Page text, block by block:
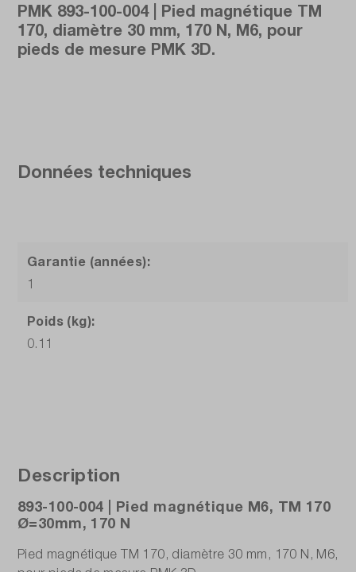
PMK 893-100-004 | Pied magnétique TM
170, diamètre 30 mm, 170 N, M6, pour
pieds de mesure PMK 3D.
Données techniques
Garantie (années):
1
Poids (kg):
0.11
Description
893-100-004 | Pied magnétique M6, TM 170
Ø=30mm, 170 N
Pied magnétique TM 170, diamètre 30 mm, 170 N, M6,